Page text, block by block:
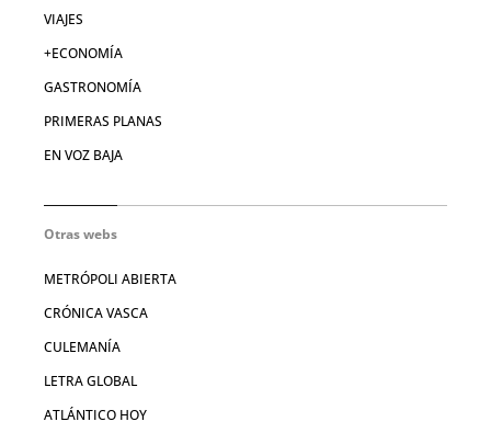
VIAJES
+ECONOMÍA
GASTRONOMÍA
PRIMERAS PLANAS
EN VOZ BAJA
Otras webs
METRÓPOLI ABIERTA
CRÓNICA VASCA
CULEMANÍA
LETRA GLOBAL
ATLÁNTICO HOY